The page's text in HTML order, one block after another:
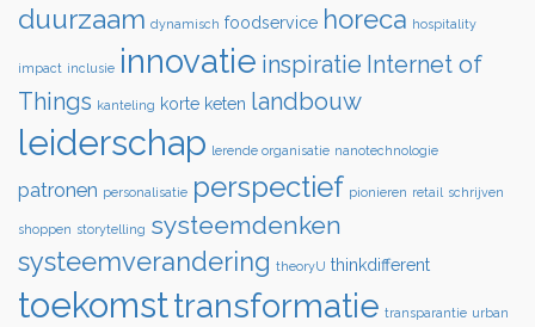
duurzaam dynamisch foodservice horeca hospitality
impact inclusie innovatie inspiratie Internet of
Things kanteling korte keten landbouw
leiderschap lerende organisatie nanotechnologie
patronen personalisatie perspectief pionieren retail schrijven
shoppen storytelling systeemdenken
systeemverandering theoryU thinkdifferent
toekomsttransformatie transparantie urban